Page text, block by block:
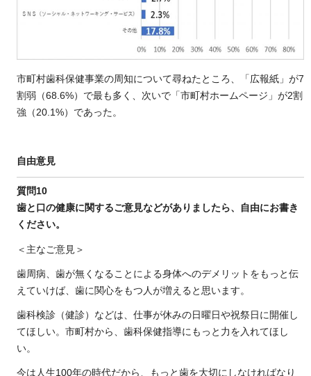
市町村歯科保健事業の周知について尋ねたところ、「広報紙」が7
割弱（68.6%）で最も多く、次いで「市町村ホームページ」が2割
強（20.1%）であった。
自由意見
質問10
歯と口の健康に関するご意見などがありましたら、自由にお書き
ください。
＜主なご意見＞
歯周病、歯が無くなることによる身体へのデメリットをもっと伝
えていけば、歯に関心をもつ人が増えると思います。
歯科検診（健診）などは、仕事が休みの日曜日や祝祭日に開催し
てほしい。市町村から、歯科保健指導にもっと力を入れてほし
い。
今は人生100年の時代だから、もっと歯を大切にしなければなり